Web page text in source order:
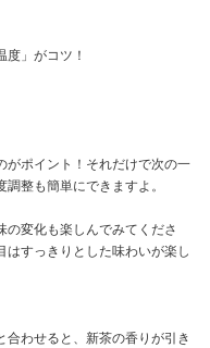
」がコツ！
がポイント！それだけで次の一
整も簡単にできますよ。
の変化も楽しんでみてくださ
はすっきりとした味わいが楽し
わせると、新茶の香りが引き